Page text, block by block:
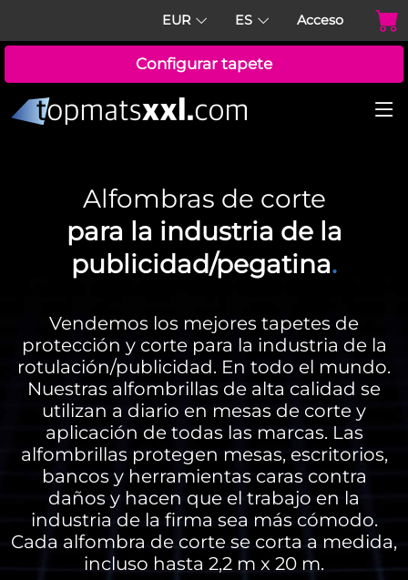
EUR ES Acceso
Configurar tapete
Alfombras de corte
para la industria de la
publicidad/pegatina.
Vendemos los mejores tapetes de
protección y corte para la industria de la
rotulación/publicidad. En todo el mundo.
Nuestras alfombrillas de alta calidad se
utilizan a diario en mesas de corte y
aplicación de todas las marcas. Las
alfombrillas protegen mesas, escritorios,
bancos y herramientas caras contra
daños y hacen que el trabajo en la
industria de la firma sea más cómodo.
Cada alfombra de corte se corta a medida,
incluso hasta 2,2 m x 20 m.